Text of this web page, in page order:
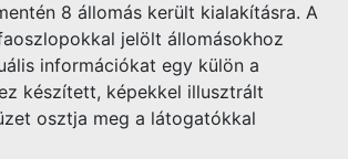
8 állomás került kialakításra. A
jelölt állomásokhoz
információkat egy külön a
készített, képekkel illusztrált
osztja meg a látogatókkal